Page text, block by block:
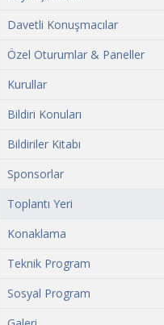
Davetli Konuşmacılar
Özel Oturumlar & Paneller
Kurullar
Bildiri Konuları
Bildiriler Kitabı
Sponsorlar
Toplantı Yeri
Konaklama
Teknik Program
Sosyal Program